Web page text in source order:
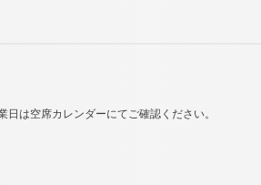
は空席カレンダーにてご確認ください。